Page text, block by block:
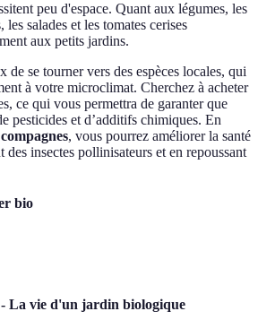
peu d'espace. Quant aux légumes, les
salades et les tomates cerises
aux petits jardins.
de se tourner vers des espèces locales, qui
à votre microclimat. Cherchez à acheter
ce qui vous permettra de garanter que
pesticides et d’additifs chimiques. En
, vous pourrez améliorer la santé
insectes pollinisateurs et en repoussant
bio
La vie d'un jardin biologique